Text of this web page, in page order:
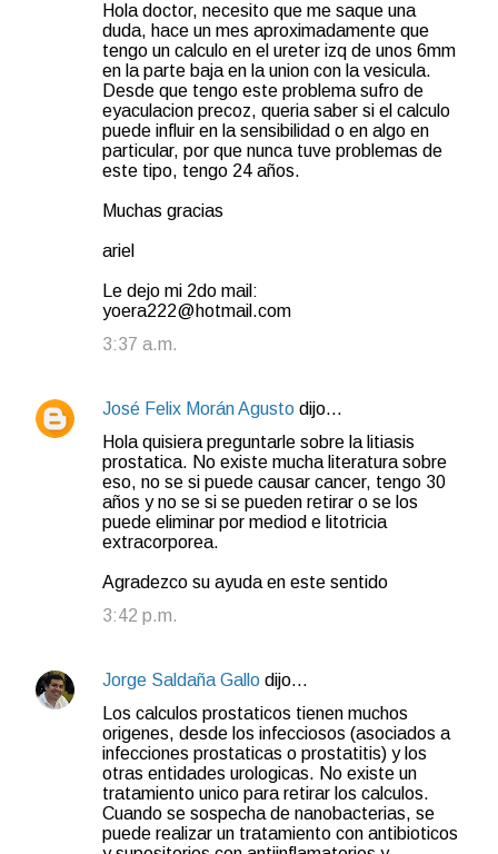
Hola doctor, necesito que me saque una
duda, hace un mes aproximadamente que
tengo un calculo en el ureter izq de unos 6mm
en la parte baja en la union con la vesicula.
Desde que tengo este problema sufro de
eyaculacion precoz, queria saber si el calculo
puede influir en la sensibilidad o en algo en
particular, por que nunca tuve problemas de
este tipo, tengo 24 años.
Muchas gracias
ariel
Le dejo mi 2do mail:
yoera222@hotmail.com
3:37 a.m.
José Felix Morán Agusto dijo…
Hola quisiera preguntarle sobre la litiasis
prostatica. No existe mucha literatura sobre
eso, no se si puede causar cancer, tengo 30
años y no se si se pueden retirar o se los
puede eliminar por mediod e litotricia
extracorporea.
Agradezco su ayuda en este sentido
3:42 p.m.
Jorge Saldaña Gallo dijo…
Los calculos prostaticos tienen muchos
origenes, desde los infecciosos (asociados a
infecciones prostaticas o prostatitis) y los
otras entidades urologicas. No existe un
tratamiento unico para retirar los calculos.
Cuando se sospecha de nanobacterias, se
puede realizar un tratamiento con antibioticos